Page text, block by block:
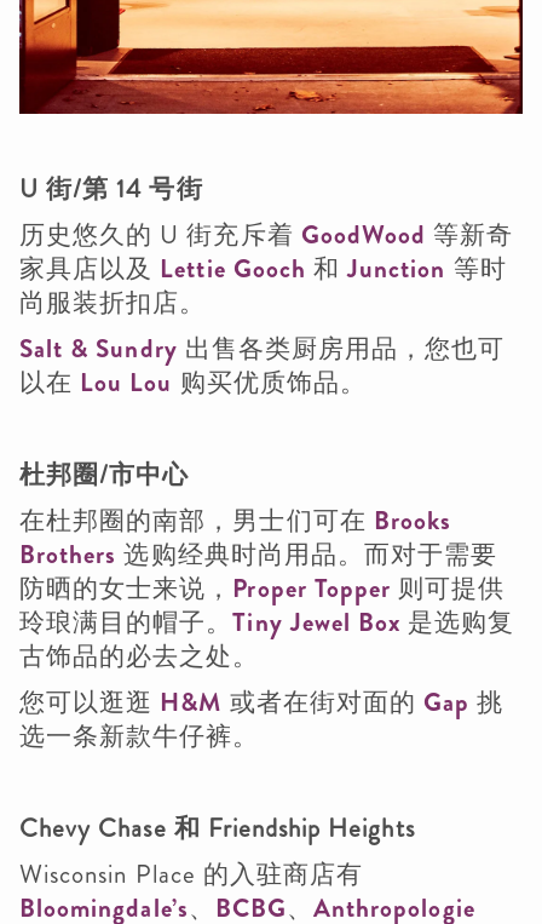
U 街/第 14 号街
历史悠久的 U 街充斥着 GoodWood 等新奇
家具店以及 Lettie Gooch 和Junction 等时
尚服装折扣店。
Salt & Sundry 出售各类厨房用品，您也可
以在 Lou Lou 购买优质饰品。
杜邦圈/市中心
在杜邦圈的南部，男士们可在 Brooks
Brothers 选购经典时尚用品。而对于需要
防晒的女士来说， Proper Topper 则可提供
玲琅满目的帽子。Tiny Jewel Box 是选购复
古饰品的必去之处。
您可以逛逛 H&M 或者在街对面的 Gap 挑
选一条新款牛仔裤。
Chevy Chase 和 Friendship Heights
Wisconsin Place 的入驻商店有
Bloomingdale’s、 BCBG、Anthropologie